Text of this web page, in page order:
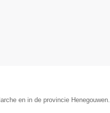
en in de provincie Henegouwen.